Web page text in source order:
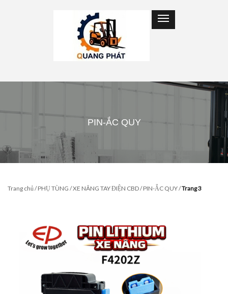
PIN-ẮC QUY
Trang chủ/PHỤ TÙNG /XE NÂNG TAY ĐIỆN CBD/PIN-ẮC QUY/Trang 3